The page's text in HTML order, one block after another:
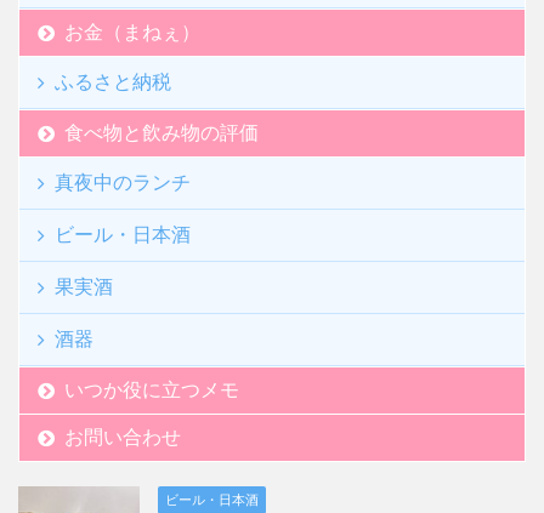
お金（まねぇ）
ふるさと納税
食べ物と飲み物の評価
真夜中のランチ
ビール・日本酒
果実酒
酒器
いつか役に立つメモ
お問い合わせ
ビール・日本酒